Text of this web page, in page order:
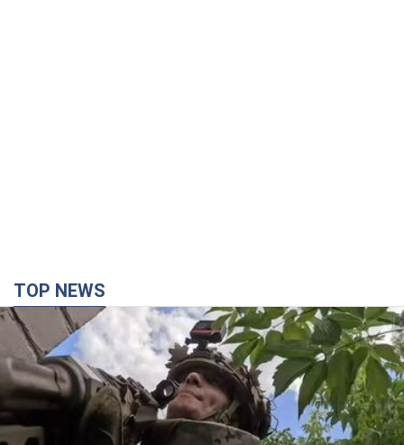
TOP NEWS